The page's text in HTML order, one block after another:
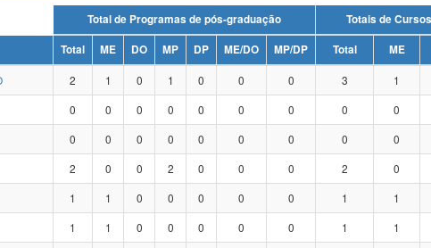
Total de Programas de pós-graduação
Totais de
Total ME DO MP DP ME/DO MP/DP Total ME
2 1 0 1 0 0 0 3 1
0 0 0 0 0 0 0 0 0
0 0 0 0 0 0 0 0 0
2 0 0 2 0 0 0 2 0
1 1 0 0 0 0 0 1 1
1 1 0 0 0 0 0 1 1